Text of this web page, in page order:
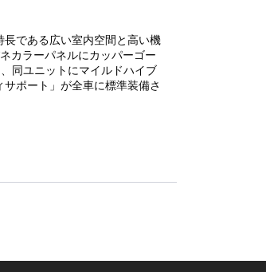
長である広い室内空間と高い機
カラーパネルにカッパーゴー
同ユニットにマイルドハイブ
ポート」が全車に標準装備さ